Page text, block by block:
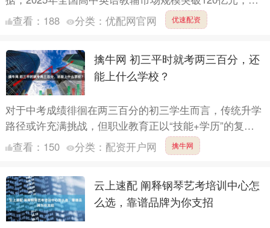
考备考类产品占比达68%。 72%的高中生将提....
查看： 188 分类： 优配网官网 优速配资
擒牛网 初三平时就考两三百分，还
能上什么学校？
对于中考成绩徘徊在两三百分的初三学生而言，传统升学
路径或许充满挑战，但职业教育正以“技能+学历”的复合
培养模式，为学子们打开一扇通往未来的新大门。安徽建
工技师学....
查看： 150 分类： 配资开户网 擒牛网
云上速配 阐释钢琴艺考培训中心怎
么选，靠谱品牌为你支招